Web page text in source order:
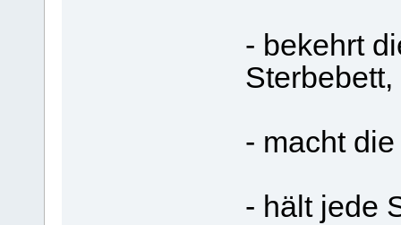
- bekehrt
Sterbebett,
- macht
- hält jede